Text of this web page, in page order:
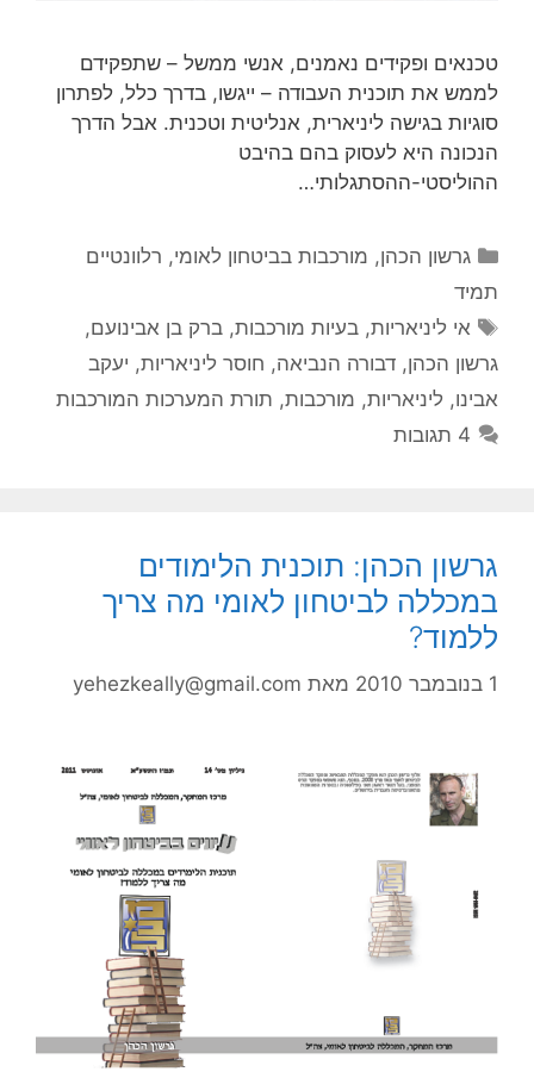
טכנאים ופקידים נאמנים, אנשי ממשל – שתפקידם
לממש את תוכנית העבודה – ייגשו, בדרך כלל, לפתרון
סוגיות בגישה ליניארית, אנליטית וטכנית. אבל הדרך
הנכונה היא לעסוק בהם בהיבט
ההוליסטי-ההסתגלותי…
קטגוריות
גרשון הכהן, מורכבות בביטחון לאומי, רלוונטיים
תמיד
תגיות
אי ליניאריות,בעיות מורכבות,ברק בן אבינועם,
גרשון הכהן, דבורה הנביאה, חוסר ליניאריות, יעקב
אבינו, ליניאריות, מורכבות, תורת המערכות המורכבות
4 תגובות
גרשון הכהן: תוכנית הלימודים
במכללה לביטחון לאומי מה צריך
ללמוד?
1 בנובמבר 2010 מאת yehezkeally@gmail.com